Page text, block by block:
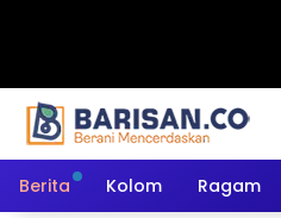
Berita Kolom Ragam